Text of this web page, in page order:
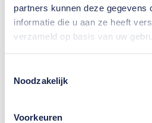
partners kunnen deze gegevens
informatie die u aan ze heeft
verzameld op basis van uw
Noodzakelijk
Voorkeuren